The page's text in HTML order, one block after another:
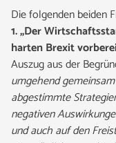
Die folgenden beiden
1. „Der
harten Brexit
Auszug aus der
umgehend
abgestimmte
negativen
und auch auf den